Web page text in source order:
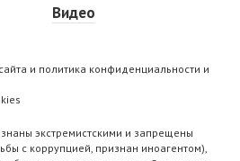
Видео
и политика конфиденциальности и
экстремистскими и запрещены
с коррупцией, признан иноагентом),